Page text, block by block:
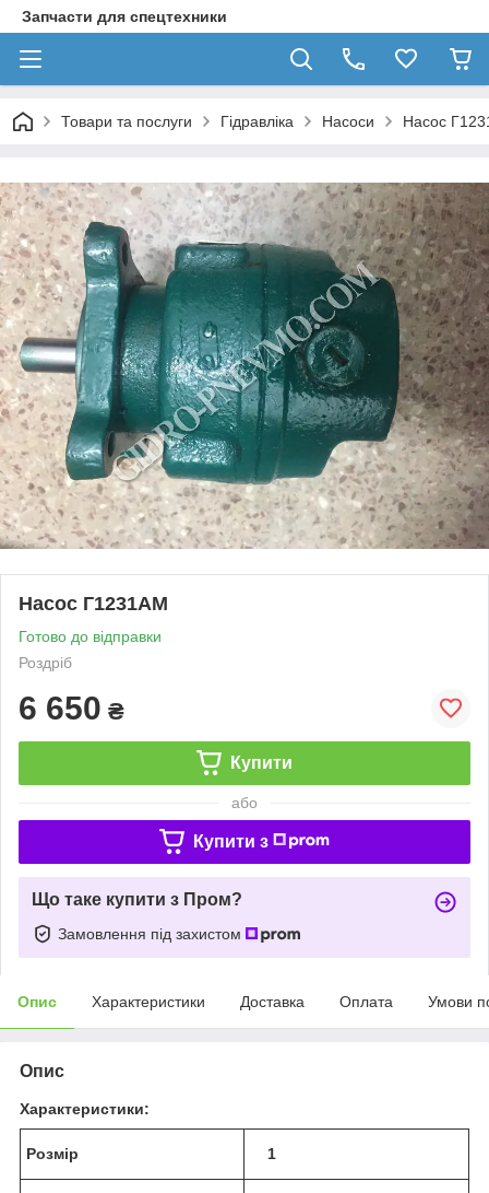
Запчасти для спецтехники
Товари та послуги Гідравліка Насоси Насос
Насос Г1231АМ
Готово до відправки
Роздріб
6 650 ₴
Купити
або
Купити з
Що таке купити з Пром?
Замовлення під захистом
Опис Характеристики Доставка Оплата Умови
Опис
Характеристики:
Розмір 1